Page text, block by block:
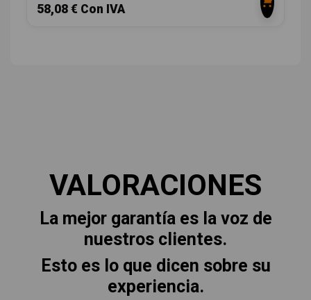
58,08 € Con IVA
VALORACIONES
La mejor garantía es la voz de
nuestros clientes.
Esto es lo que dicen sobre su
experiencia.